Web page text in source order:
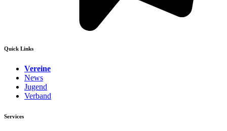
Quick Links
Vereine
News
Jugend
Verband
Services